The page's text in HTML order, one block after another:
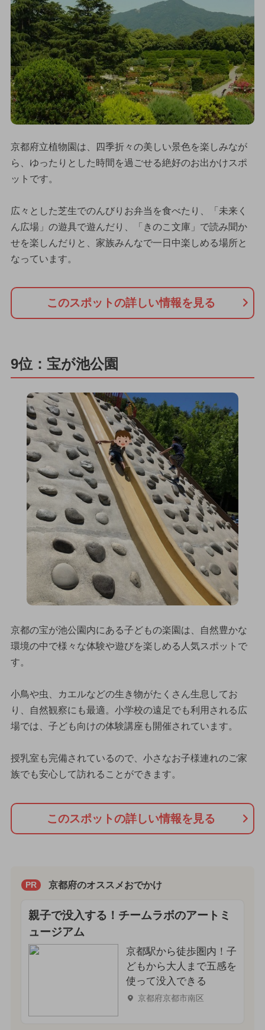
京都府立植物園は、四季折々の美しい景色を楽しみなが
ら、ゆったりとした時間を過ごせる絶好のお出かけスポ
ットです。
広々とした芝生でのんびりお弁当を食べたり、「未来く
ん広場」の遊具で遊んだり、「きのこ文庫」で読み聞か
せを楽しんだりと、家族みんなで一日中楽しめる場所と
なっています。
このスポットの詳しい情報を見る
9位：宝が池公園
京都の宝が池公園内にある子どもの楽園は、自然豊かな
環境の中で様々な体験や遊びを楽しめる人気スポットで
す。
小鳥や虫、カエルなどの生き物がたくさん生息してお
り、自然観察にも最適。小学校の遠足でも利用される広
場では、子ども向けの体験講座も開催されています。
授乳室も完備されているので、小さなお子様連れのご家
族でも安心して訪れることができます。
このスポットの詳しい情報を見る
PR 京都府のオススメおでかけ
親子で没入する！チームラボのアートミ
ュージアム
京都駅から徒歩圏内！子
どもから大人まで五感を
使って没入できる
京都府京都市南区